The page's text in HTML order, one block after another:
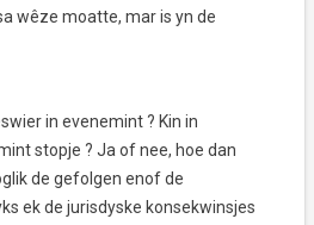
wêze moatte, mar is yn de
in evenemint ? Kin in
stopje ? Ja of nee, hoe dan
de gefolgen enof de
ek de jurisdyske konsekwinsjes